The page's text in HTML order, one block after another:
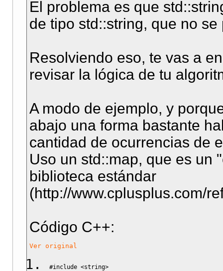
El problema es que
de tipo std::string, que no
Resolviendo eso, te vas a
revisar la lógica de tu
A modo de ejemplo, y
abajo una forma bastante
cantidad de ocurrencias de
Uso un std::map, que es un
biblioteca estándar
(http://www.cplusplus.com/
Código C++:
Ver original
#include <string>